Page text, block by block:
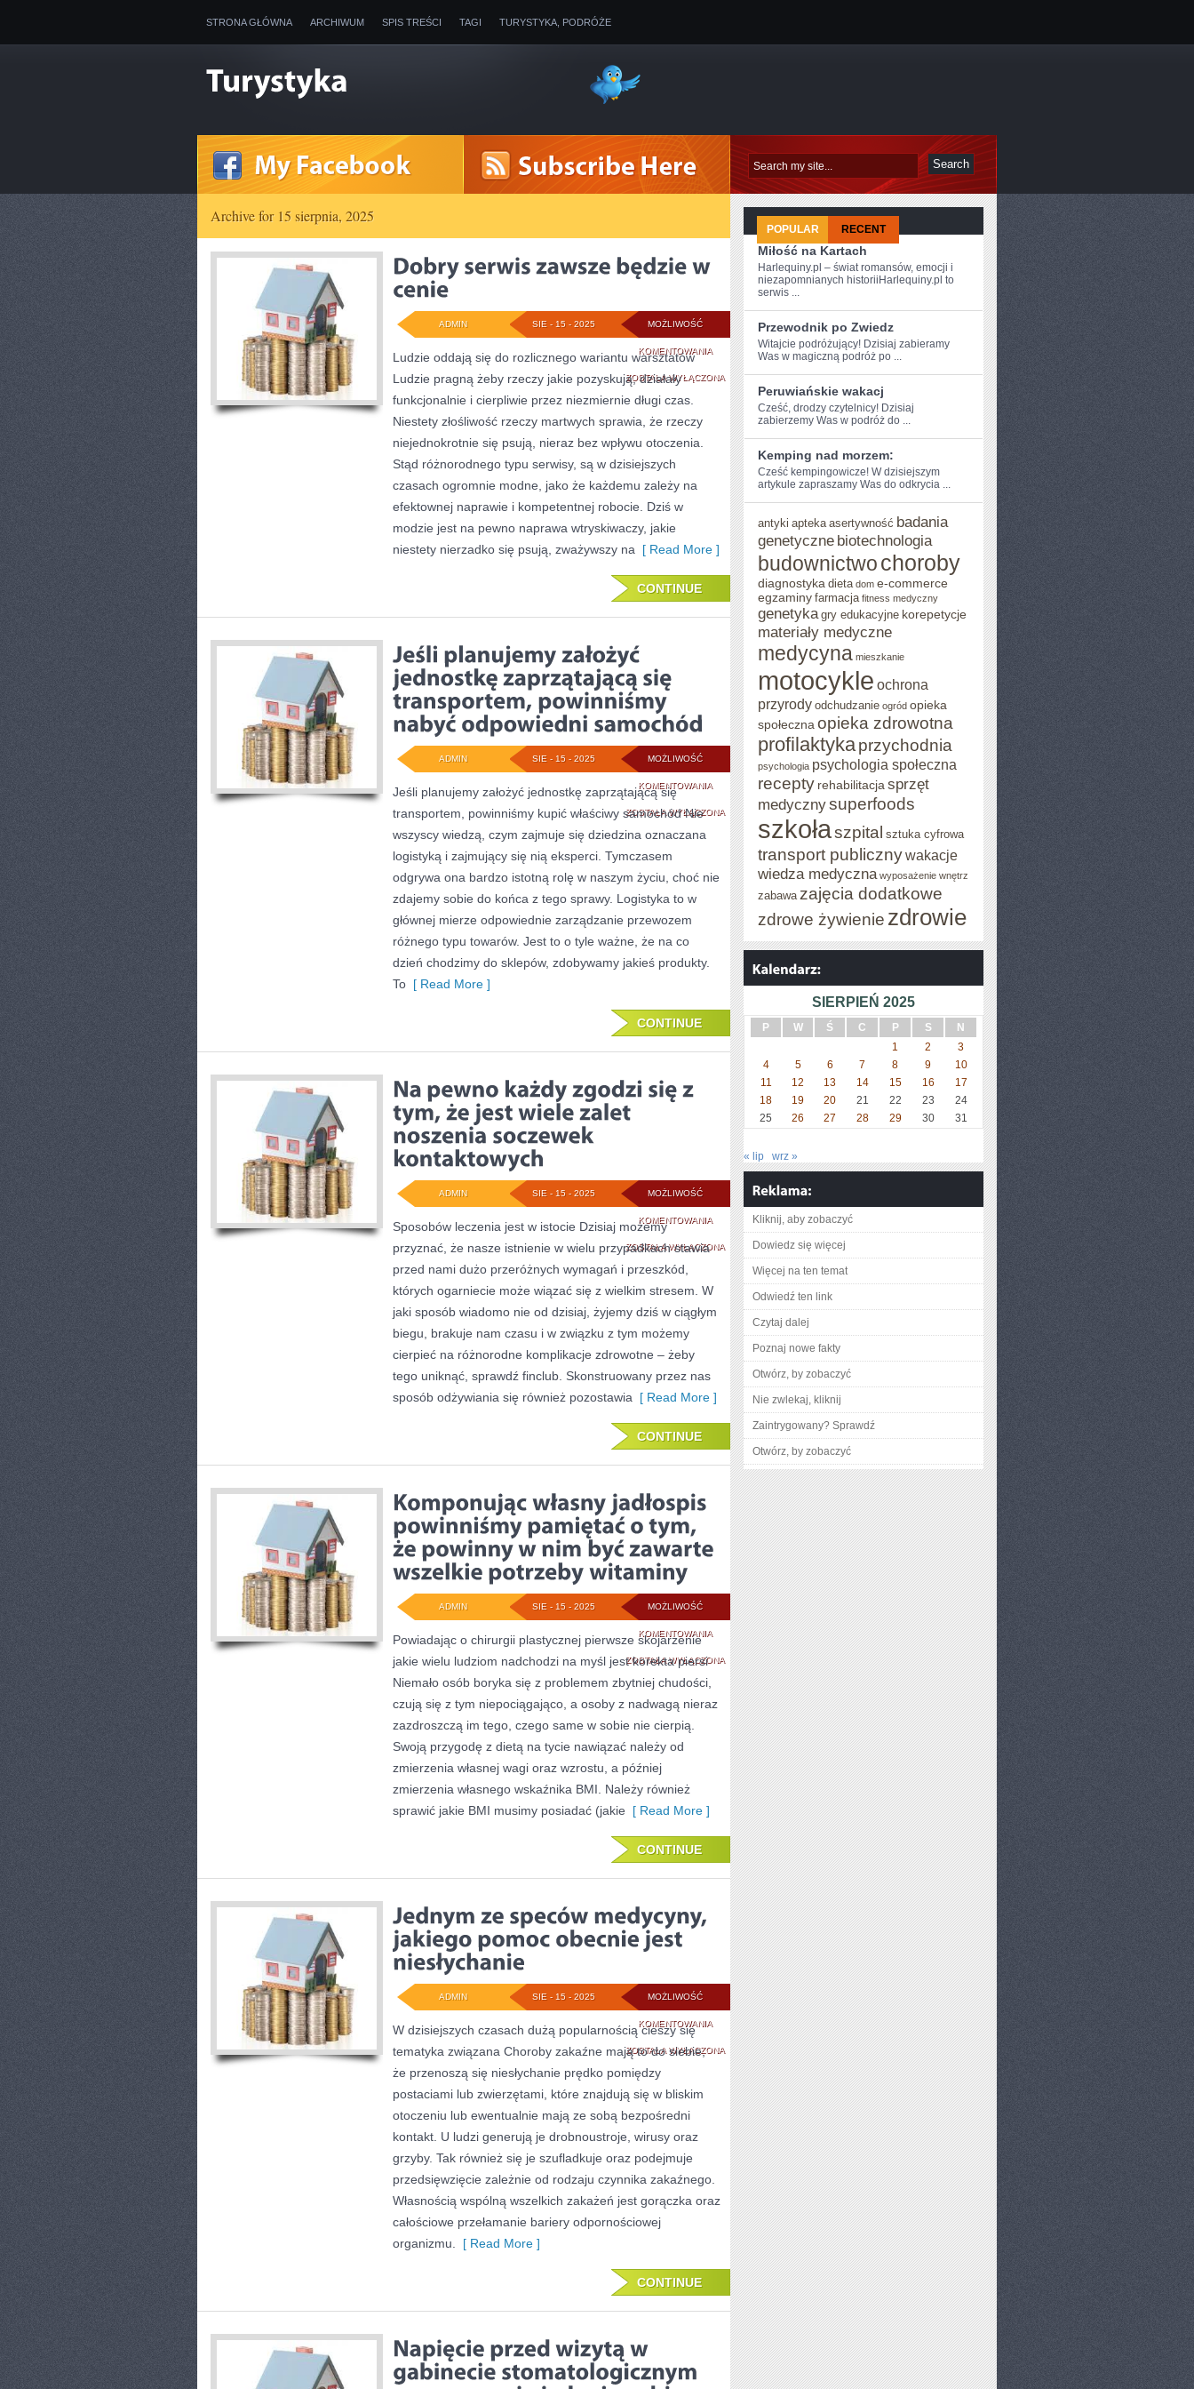
STRONA GŁÓWNA ARCHIWUM SPIS TREŚCI TAGI TURYSTYKA, PODRÓŻE
Archive for 15 sierpnia, 2025
MOŻLIWOŚĆ
KOMENTOWANIADOBRY
SERWIS
ZAWSZE
BĘDZIE
CENIE
ZOSTAŁA WYŁĄCZONA
SIE - 15 - 2025
ADMIN
Ludzie oddają się do rozlicznego wariantu warsztatów
Ludzie pragną żeby rzeczy jakie pozyskują, działały
funkcjonalnie i cierpliwie przez niezmiernie długi czas.
Niestety złośliwość rzeczy martwych sprawia, że rzeczy
niejednokrotnie się psują, nieraz bez wpływu otoczenia.
Stąd różnorodnego typu serwisy, są w dzisiejszych
czasach ogromnie modne, jako że każdemu zależy na
efektownej naprawie i kompetentnej robocie. Dziś w
modzie jest na pewno naprawa wtryskiwaczy, jakie
niestety nierzadko się psują, zważywszy na [ Read More ]
CONTINUE
MOŻLIWOŚĆ
KOMENTOWANIAJEŚLI
PLANUJEMY
ZAŁOŻYĆ
JEDNOSTKĘ
ZAPRZĄTAJĄCĄ
TRANSPORTEM,
POWINNIŚMY
NABYĆ
ODPOWIEDNI
SAMOCHÓD
ZOSTAŁA WYŁĄCZONA
SIE - 15 - 2025
ADMIN
Jeśli planujemy założyć jednostkę zaprzątającą się
transportem, powinniśmy kupić właściwy samochód Nie
wszyscy wiedzą, czym zajmuje się dziedzina oznaczana
logistyką i zajmujący się nią eksperci. Tymczasem
odgrywa ona bardzo istotną rolę w naszym życiu, choć nie
zdajemy sobie do końca z tego sprawy. Logistyka to w
głównej mierze odpowiednie zarządzanie przewozem
różnego typu towarów. Jest to o tyle ważne, że na co
dzień chodzimy do sklepów, zdobywamy jakieś produkty.
To [ Read More ]
CONTINUE
MOŻLIWOŚĆ
KOMENTOWANIANA
PEWNO
KAŻDY
ZGODZI
TYM,
ŻE
JEST
WIELE
ZALET
NOSZENIA
SOCZEWEK
KONTAKTOWYCH
ZOSTAŁA WYŁĄCZONA
SIE - 15 - 2025
ADMIN
Sposobów leczenia jest w istocie Dzisiaj możemy
przyznać, że nasze istnienie w wielu przypadkach stawia
przed nami dużo przeróżnych wymagań i przeszkód,
których ogarniecie może wiązać się z wielkim stresem. W
jaki sposób wiadomo nie od dzisiaj, żyjemy dziś w ciągłym
biegu, brakuje nam czasu i w związku z tym możemy
cierpieć na różnorodne komplikacje zdrowotne – żeby
tego uniknąć, sprawdź finclub. Skonstruowany przez nas
sposób odżywiania się również pozostawia [ Read More ]
CONTINUE
MOŻLIWOŚĆ
KOMENTOWANIAKOMPONUJĄC
WŁASNY
JADŁOSPIS
POWINNIŚMY
PAMIĘTAĆ
TYM,
POWINNY
ZAWARTE
WSZELKIE
POTRZEBY
WITAMINY
ZOSTAŁA WYŁĄCZONA
SIE - 15 - 2025
ADMIN
Powiadając o chirurgii plastycznej pierwsze skojarzenie
jakie wielu ludziom nadchodzi na myśl jest korekta piersi
Niemało osób boryka się z problemem zbytniej chudości,
czują się z tym niepociągająco, a osoby z nadwagą nieraz
zazdroszczą im tego, czego same w sobie nie cierpią.
Swoją przygodę z dietą na tycie nawiązać należy od
zmierzenia własnej wagi oraz wzrostu, a później
zmierzenia własnego wskaźnika BMI. Należy również
sprawić jakie BMI musimy posiadać (jakie [ Read More ]
CONTINUE
MOŻLIWOŚĆ
KOMENTOWANIAJEDNYM
ZE
SPECÓW
MEDYCYNY,
JAKIEGO
POMOC
OBECNIE
JEST
NIESŁYCHANIE
ZOSTAŁA WYŁĄCZONA
SIE - 15 - 2025
ADMIN
W dzisiejszych czasach dużą popularnością cieszy się
tematyka związana Choroby zakaźne mają to do siebie,
że przenoszą się niesłychanie prędko pomiędzy
postaciami lub zwierzętami, które znajdują się w bliskim
otoczeniu lub ewentualnie mają ze sobą bezpośredni
kontakt. U ludzi generują je drobnoustroje, wirusy oraz
grzyby. Tak również się je szufladkuje oraz podejmuje
przedsięwzięcie zależnie od rodzaju czynnika zakaźnego.
Własnością wspólną wszelkich zakażeń jest gorączka oraz
całościowe przełamanie bariery odpornościowej
organizmu.
[ Read More ]
CONTINUE
POPULAR RECENT
Miłość na Kartach
Harlequiny.pl – świat romansów, emocji i
niezapomnianych historiiHarlequiny.pl to
serwis ...
Przewodnik po Zwiedz
Witajcie podróżujący! ‍Dzisiaj ⁣zabieramy
Was w magiczną podróż po ...
Peruwiańskie wakacj
Cześć, ⁢drodzy czytelnicy! Dzisiaj⁢
zabierzemy Was w podróż do‌ ...
Kemping nad morzem:
Cześć kempingowicze! W dzisiejszym
artykule zapraszamy‌ Was do odkrycia‍ ...
antyki apteka asertywność badania
genetyczne biotechnologia
budownictwochoroby
diagnostyka dieta dom e-commerce
egzaminy farmacja fitness medyczny
genetyka gry edukacyjne korepetycje
materiały medyczne
medycyna mieszkanie
motocykle ochrona
przyrody odchudzanie ogród opieka
społeczna opieka zdrowotna
profilaktykaprzychodnia
psychologia psychologia społeczna
recepty rehabilitacja sprzęt
medycznysuperfoods
szkołaszpital sztuka cyfrowa
transport publicznywakacje
wiedza medyczna wyposażenie wnętrz
zabawa zajęcia dodatkowe
zdrowe żywienie zdrowie
SIERPIEŃ 2025
P W Ś C P S
N
1
2
3
4
5 6 7 8 9
10
11
12 13 14 15 16
17
18
19 20 21 22 23
24
25
26 27 28 29 30 31
« lip wrz »
Kliknij, aby zobaczyć
Dowiedz się więcej
Więcej na ten temat
Odwiedź ten link
Czytaj dalej
Poznaj nowe fakty
Otwórz, by zobaczyć
Nie zwlekaj, kliknij
Zaintrygowany? Sprawdź
Otwórz, by zobaczyć